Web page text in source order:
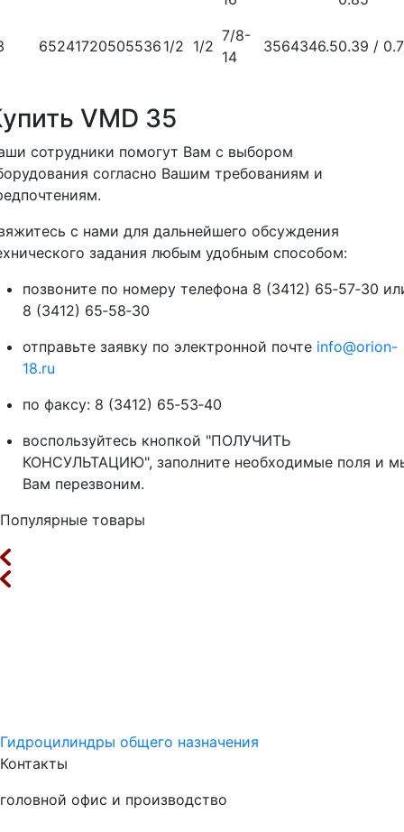
65241720505536 1/2 1/2
7/8-
14
3564346.50.39 /
VMD 35
сотрудники помогут Вам с выбором
согласно Вашим требованиям и
с нами для дальнейшего обсуждения
задания любым удобным способом:
позвоните по номеру телефона 8 (3412) 65‑57‑30
8 (3412) 65‑58‑30
отправьте заявку по электронной почте info@orion-
18.ru
по факсу: 8 (3412) 65‑53‑40
воспользуйтесь кнопкой "ПОЛУЧИТЬ
КОНСУЛЬТАЦИЮ", заполните необходимые поля и
Вам перезвоним.
Популярные товары
Гидроцилиндры общего назначения
Контакты
головной офис и производство